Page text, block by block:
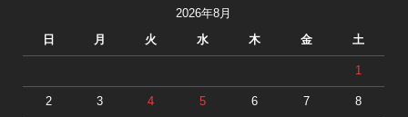
2026年8月
日 月 火 水 木 金 土
1
2 3 4 5 6 7 8